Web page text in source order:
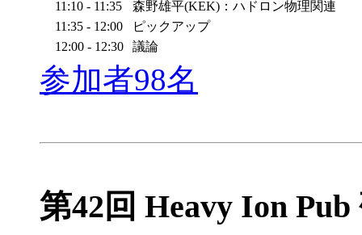
11:10 - 11:35
森野雄平(KEK)：ハドロン物理関連
11:35 - 12:00
ピックアップ
12:00 - 12:30
議論
参加者98名
第42回 Heavy Ion Pub